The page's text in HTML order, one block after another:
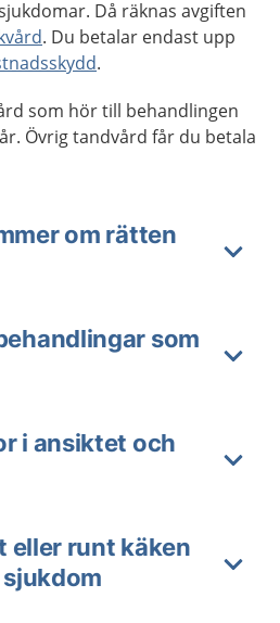
Då räknas avgiften
. Du betalar endast upp
.
som hör till behandlingen
Övrig tandvård får du betala
om rätten
som
i ansiktet och
eller runt käken
sjukdom